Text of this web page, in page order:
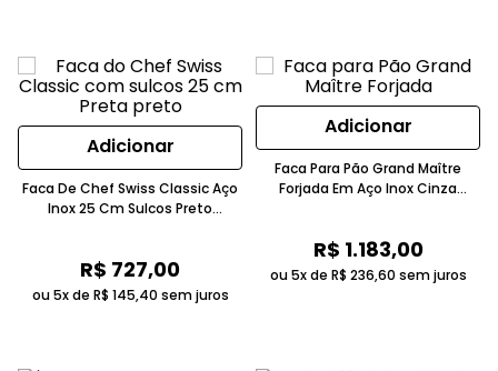
Adicionar
Faca De Chef Swiss Classic Aço
Inox 25 Cm Sulcos Preto
R$ 727,00
ou 5x de R$ 145,40 sem juros
Adicionar
Faca Para Pão Grand Maître
Forjada Em Aço Inox Cinza
R$ 1.183,00
ou 5x de R$ 236,60 sem juros